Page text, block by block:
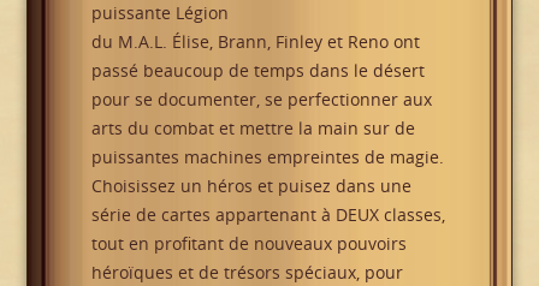
puissante Légion
du M.A.L. Élise, Brann, Finley et Reno ont
passé beaucoup de temps dans le désert
pour se documenter, se perfectionner aux
arts du combat et mettre la main sur de
puissantes machines empreintes de magie.
Choisissez un héros et puisez dans une
série de cartes appartenant à DEUX classes,
tout en profitant de nouveaux pouvoirs
héroïques et de trésors spéciaux, pour